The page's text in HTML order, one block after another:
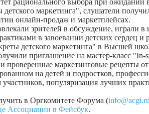
рационального выбора при ожидании
маркетинга", слушатели
онлайн-продаж и маркетплейсах.
зрителей в обсуждение, играли
в завоевании детских сердец и
детского маркетинга" в Высшей
приглашение на мастер-класс "In-
маркетинговые рецепты
на детей и подростков,
популяризация лучших
в Оргкомитете Форума (info@acgi.ru
Ассоциации в Фейсбук.